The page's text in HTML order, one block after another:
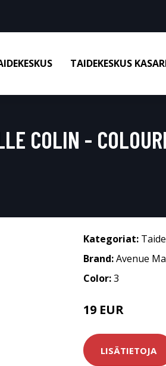
TAIDEKESKUS
COLIN -
Kategoriat:
Brand:Avenue
Color:3
19 EUR
LISÄTIETOJA